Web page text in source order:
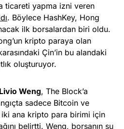
ticareti yapma izni veren
. Böylece HashKey, Hong
ilk borsalardan biri oldu.
kripto paraya olan
Çin’in bu alandaki
oluşturuyor.
Livio Weng, The Block’a
sadece Bitcoin ve
ana kripto para birimi için
belirtti. Weng, borsanın şu